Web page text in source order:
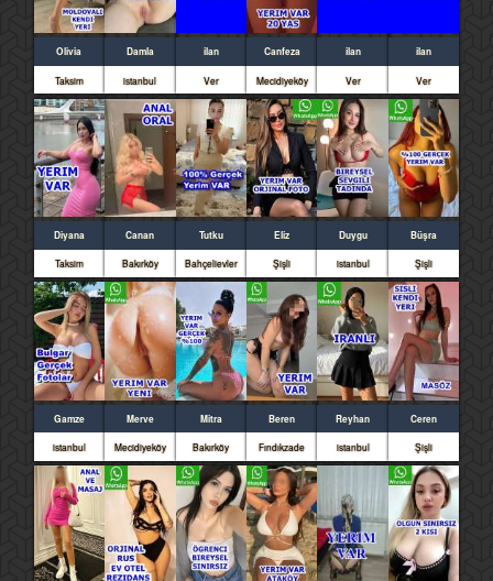
Olivia
Taksim
Damla
istanbul
ilan
Ver
Canfeza
Mecidiyeköy
ilan
Ver
ilan
Ver
Diyana
Taksim
Canan
Bakırköy
Tutku
Bahçelievler
Eliz
Şişli
Duygu
istanbul
Büşra
Şişli
Gamze
istanbul
Merve
Mecidiyeköy
Mitra
Bakırköy
Beren
Fındıkzade
Reyhan
istanbul
Ceren
Şişli